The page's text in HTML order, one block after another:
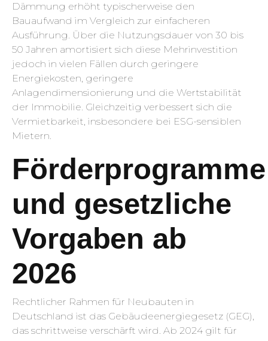
Dämmung erhöht typischerweise den
Bauaufwand im Vergleich zur einfacheren
Ausführung. Über die Nutzungsdauer von 30 bis
50 Jahren amortisiert sich diese Mehrinvestition
jedoch in vielen Fällen durch geringere
Energiekosten, geringere
Anlagendimensionierung und die Wertstabilität
der Immobilie. Gleichzeitig verbessert sich die
Vermietbarkeit, insbesondere bei ESG-sensiblen
Mietern.
Förderprogramme
und gesetzliche
Vorgaben ab
2026
Rechtlicher Rahmen für Neubauten in
Deutschland ist das Gebäudeenergiegesetz (GEG),
das schrittweise verschärft wird. Ab 2024 gilt für